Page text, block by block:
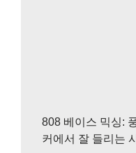
808 베이스 믹싱:
커에서 잘 들리는